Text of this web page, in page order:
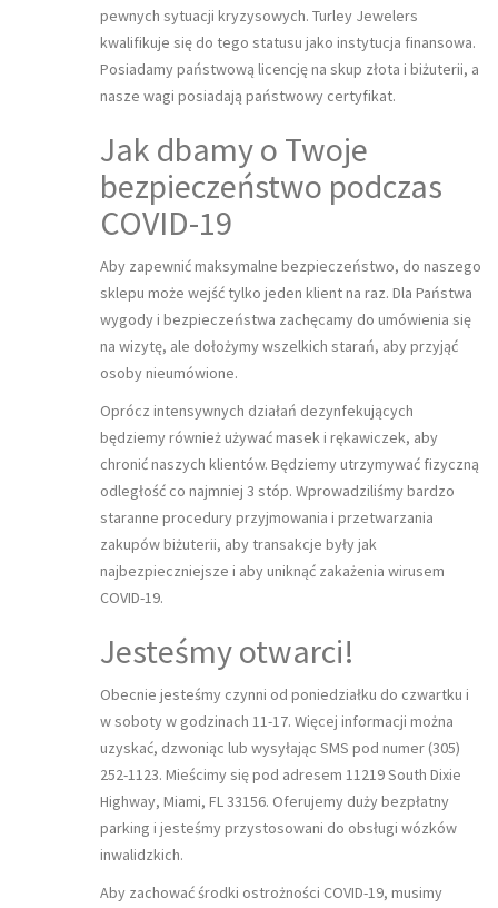
pewnych sytuacji kryzysowych. Turley Jewelers
kwalifikuje się do tego statusu jako instytucja finansowa.
Posiadamy państwową licencję na skup złota i biżuterii, a
nasze wagi posiadają państwowy certyfikat.
Jak dbamy o Twoje
bezpieczeństwo podczas
COVID-19
Aby zapewnić maksymalne bezpieczeństwo, do naszego
sklepu może wejść tylko jeden klient na raz. Dla Państwa
wygody i bezpieczeństwa zachęcamy do umówienia się
na wizytę, ale dołożymy wszelkich starań, aby przyjąć
osoby nieumówione.
Oprócz intensywnych działań dezynfekujących
będziemy również używać masek i rękawiczek, aby
chronić naszych klientów. Będziemy utrzymywać fizyczną
odległość co najmniej 3 stóp. Wprowadziliśmy bardzo
staranne procedury przyjmowania i przetwarzania
zakupów biżuterii, aby transakcje były jak
najbezpieczniejsze i aby uniknąć zakażenia wirusem
COVID-19.
Jesteśmy otwarci!
Obecnie jesteśmy czynni od poniedziałku do czwartku i
w soboty w godzinach 11-17. Więcej informacji można
uzyskać, dzwoniąc lub wysyłając SMS pod numer (305)
252-1123. Mieścimy się pod adresem 11219 South Dixie
Highway, Miami, FL 33156. Oferujemy duży bezpłatny
parking i jesteśmy przystosowani do obsługi wózków
inwalidzkich.
Aby zachować środki ostrożności COVID-19, musimy